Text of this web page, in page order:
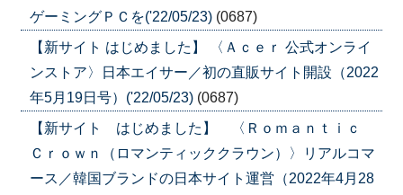
ゲーミングＰＣを('22/05/23) (0687)
【新サイト はじめました】 〈Ａｃｅｒ 公式オンライ
ンストア〉日本エイサー／初の直販サイト開設（2022
年5月19日号）('22/05/23) (0687)
【新サイト はじめました】 〈Ｒｏｍａｎｔｉｃ
Ｃｒｏｗｎ（ロマンティッククラウン）〉リアルコマ
ース／韓国ブランドの日本サイト運営（2022年4月28